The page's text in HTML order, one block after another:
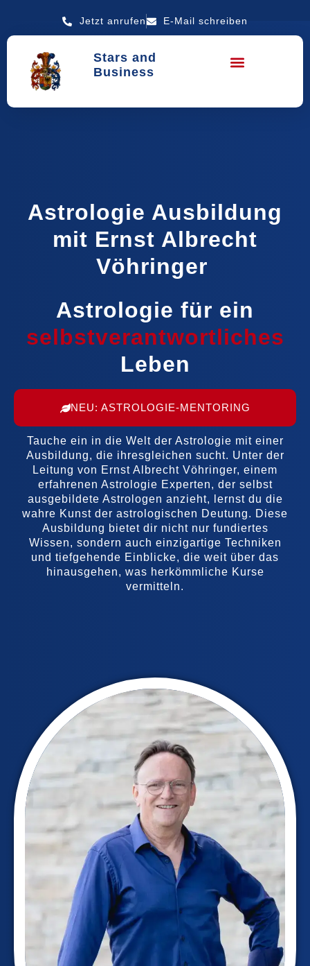
Jetzt anrufen E-Mail schreiben
Stars and
Business
Astrologie Ausbildung
mit Ernst Albrecht
Vöhringer
Astrologie für ein
Leben
NEU: ASTROLOGIE-MENTORING
Tauche ein in die Welt der Astrologie mit einer
Ausbildung, die ihresgleichen sucht. Unter der
Leitung von Ernst Albrecht Vöhringer, einem
erfahrenen Astrologie Experten, der selbst
ausgebildete Astrologen anzieht, lernst du die
wahre Kunst der astrologischen Deutung. Diese
Ausbildung bietet dir nicht nur fundiertes
Wissen, sondern auch einzigartige Techniken
und tiefgehende Einblicke, die weit über das
hinausgehen, was herkömmliche Kurse
vermitteln.